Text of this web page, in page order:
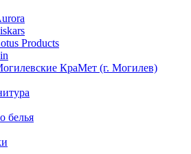
Products
КраМет (г. Могилев)
белья